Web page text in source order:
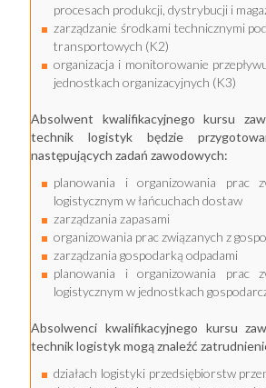
procesach produkcji, dystrybucji i
zarządzanie środkami technicznymi
transportowych (K2)
organizacja i monitorowanie
jednostkach organizacyjnych (K3)
Absolwent kwalifikacyjnego kursu
technik logistyk będzie
następujących zadań zawodowych:
planowania i organizowania prac
logistycznym w łańcuchach dostaw
zarządzania zapasami
organizowania prac związanych z
zarządzania gospodarką odpadami
planowania i organizowania prac
logistycznym w jednostkach
Absolwenci kwalifikacyjnego kursu
technik logistyk mogą znaleźć
działach logistyki przedsiębiorstw